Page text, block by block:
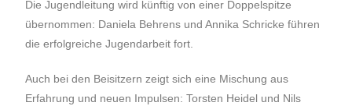
Die Jugendleitung wird künftig von einer Doppelspitze
übernommen: Daniela Behrens und Annika Schricke führen
die erfolgreiche Jugendarbeit fort.
Auch bei den Beisitzern zeigt sich eine Mischung aus
Erfahrung und neuen Impulsen: Torsten Heidel und Nils